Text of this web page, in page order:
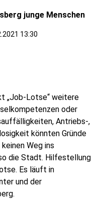
junge Menschen
13:30
„Job-Lotse“ weitere
oder
Antriebs-,
könnten Gründe
Weg ins
die Stadt. Hilfestellung
Es läuft in
und der